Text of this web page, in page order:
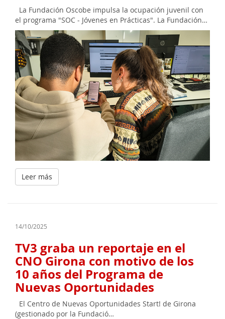
La Fundación Oscobe impulsa la ocupación juvenil con
el programa "SOC - Jóvenes en Prácticas". La Fundación…
Leer más
14/10/2025
TV3 graba un reportaje en el
CNO Girona con motivo de los
10 años del Programa de
Nuevas Oportunidades
El Centro de Nuevas Oportunidades Start! de Girona
(gestionado por la Fundació…